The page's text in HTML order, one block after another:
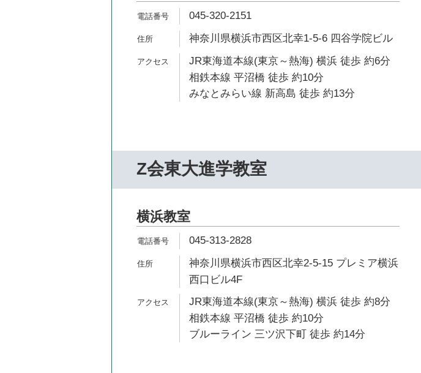
045-320-2151
神奈川県横浜市西区北幸1-5-6 四谷学院ビル
JR東海道本線(東京～熱海) 横浜 徒歩 約6分
相鉄本線 平沼橋 徒歩 約10分
みなとみらい線 新高島 徒歩 約13分
Z会東大進学教室
横浜教室
045-313-2828
神奈川県横浜市西区北幸2-5-15 プレミア横浜
西口ビル4F
JR東海道本線(東京～熱海) 横浜 徒歩 約8分
相鉄本線 平沼橋 徒歩 約10分
ブルーライン 三ツ沢下町 徒歩 約14分